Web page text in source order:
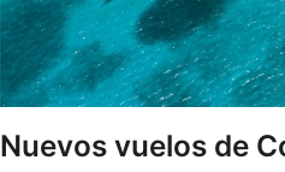
Nuevos vuelos de